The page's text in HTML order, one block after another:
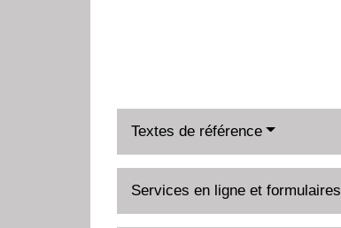
Textes de référence
Services en ligne et formulaires